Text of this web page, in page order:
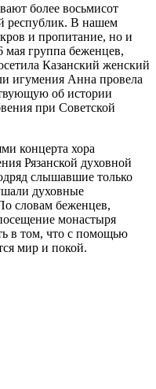
более восьмисот
республик. В нашем
и пропитание, но и
группа беженцев,
Казанский женский
игумения Анна провела
об истории
при Советской
концерта хора
Рязанской духовной
слышавшие только
духовные
словам беженцев,
монастыря
в том, что с помощью
мир и покой.